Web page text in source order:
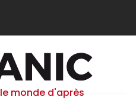
le monde d'après